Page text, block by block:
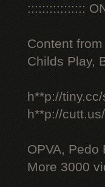
::::::::::::::::
Content
Childs Play,
h**p://
h**p://
OPVA,
More 3000